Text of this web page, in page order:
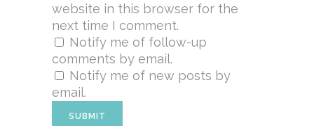
website in this browser for the
next time I comment.
Notify me of follow-up
comments by email.
Notify me of new posts by
email.